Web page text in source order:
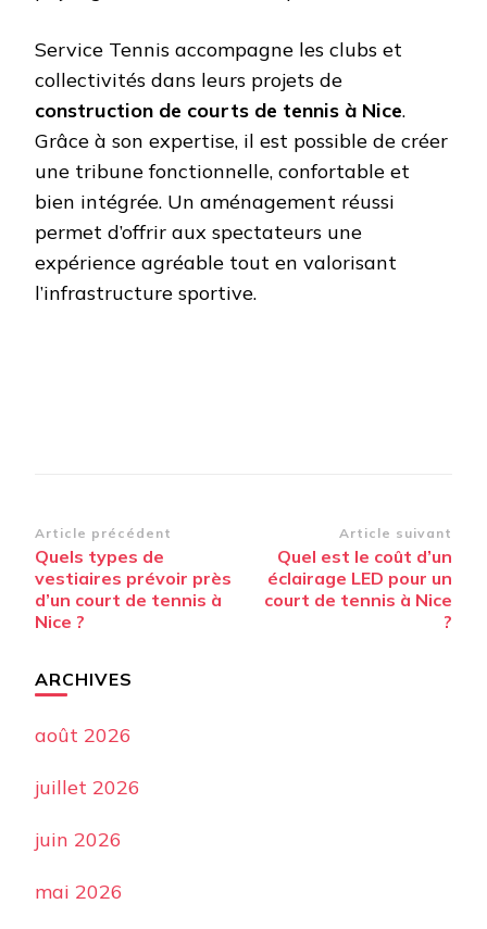
Service Tennis accompagne les clubs et
collectivités dans leurs projets de
construction de courts de tennis à Nice.
Grâce à son expertise, il est possible de créer
une tribune fonctionnelle, confortable et
bien intégrée. Un aménagement réussi
permet d’offrir aux spectateurs une
expérience agréable tout en valorisant
l’infrastructure sportive.
Navigation
d’article
Article précédent
Quels types de
vestiaires prévoir près
d’un court de tennis à
Nice ?
Article suivant
Quel est le coût d’un
éclairage LED pour un
court de tennis à Nice
?
ARCHIVES
août 2026
juillet 2026
juin 2026
mai 2026